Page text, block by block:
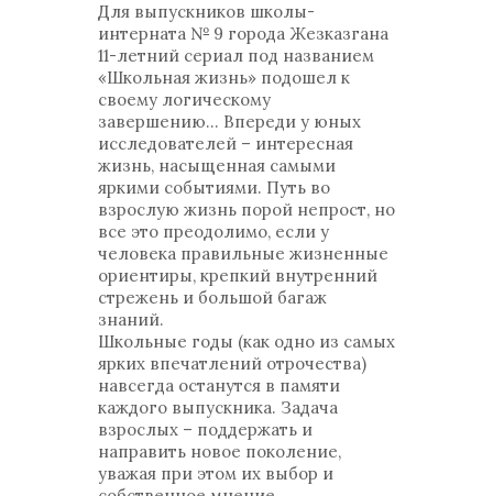
Для выпускников школы-
интерната № 9 города Жезказгана
11-летний сериал под названием
«Школьная жизнь» подошел к
своему логическому
завершению… Впереди у юных
исследователей – интересная
жизнь, насыщенная самыми
яркими событиями. Путь во
взрослую жизнь порой непрост, но
все это преодолимо, если у
человека правильные жизненные
ориентиры, крепкий внутренний
стрежень и большой багаж
знаний.
Школьные годы (как одно из самых
ярких впечатлений отрочества)
навсегда останутся в памяти
каждого выпускника. Задача
взрослых – поддержать и
направить новое поколение,
уважая при этом их выбор и